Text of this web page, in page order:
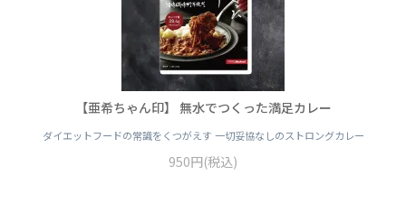
【亜希ちゃん印】 無水でつくった満足カレー
ダイエットフードの常識をくつがえす 一切妥協なしのストロングカレー
950円(税込)